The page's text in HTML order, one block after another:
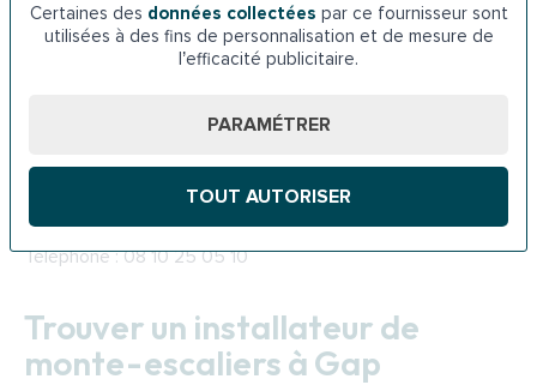
Certaines des données collectées par ce fournisseur sont
utilisées à des fins de personnalisation et de mesure de
l’efficacité publicitaire.
PARAMÉTRER
TOUT AUTORISER
propose est destinée uniquement à ses membres. Les
personnes âgées éligibles à ce type de subvention
Adresse de la CAF à Gap : 10 Bd Georges Pompidou,
Téléphone : 08 10 25 05 10
Trouver un installateur de
monte-escaliers à Gap